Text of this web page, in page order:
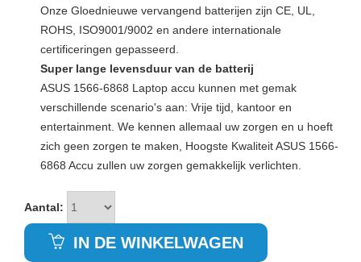
Onze Gloednieuwe vervangend batterijen zijn CE, UL,
ROHS, ISO9001/9002 en andere internationale
certificeringen gepasseerd.
Super lange levensduur van de batterij
ASUS 1566-6868 Laptop accu kunnen met gemak
verschillende scenario's aan: Vrije tijd, kantoor en
entertainment. We kennen allemaal uw zorgen en u hoeft
zich geen zorgen te maken, Hoogste Kwaliteit ASUS 1566-
6868 Accu zullen uw zorgen gemakkelijk verlichten.
Aantal:
IN DE WINKELWAGEN